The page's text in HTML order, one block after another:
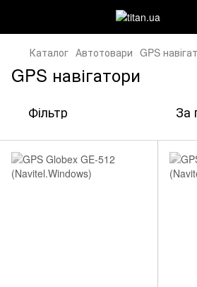
Каталог Автотовари GPS
GPS навігатори
Фільтр За